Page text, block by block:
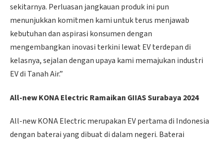
sekitarnya. Perluasan jangkauan produk ini pun
menunjukkan komitmen kami untuk terus menjawab
kebutuhan dan aspirasi konsumen dengan
mengembangkan inovasi terkini lewat EV terdepan di
kelasnya, sejalan dengan upaya kami memajukan industri
EV di Tanah Air.”
All-new KONA Electric Ramaikan GIIAS Surabaya 2024
All-new KONA Electric merupakan EV pertama di Indonesia
dengan baterai yang dibuat di dalam negeri. Baterai